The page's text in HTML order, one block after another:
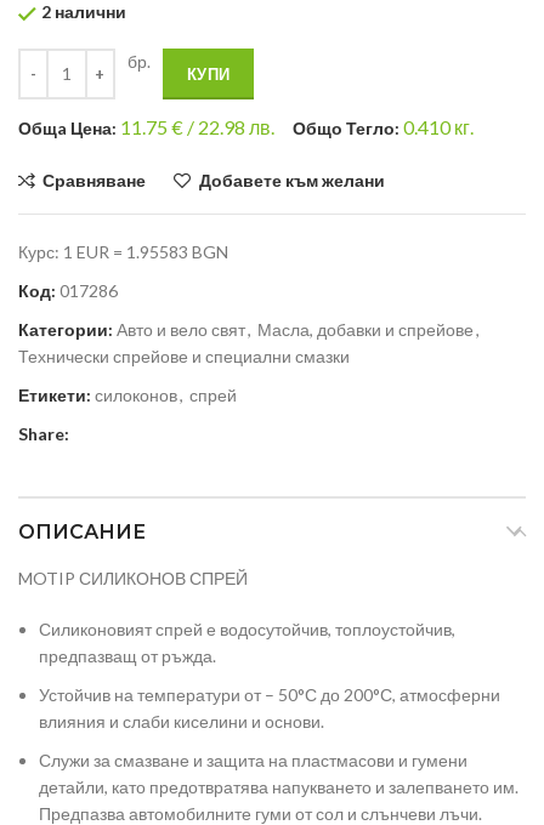
2 налични
бр.
КУПИ
Общa Цена: 11.75€ / 22.98 лв. Общо Тегло: 0.410кг.
Сравняване Добавете към желани
Курс: 1 EUR = 1.95583 BGN
Код: 017286
Категории: Авто и вело свят, Масла, добавки и спрейове,
Технически спрейове и специални смазки
Етикети: силоконов, спрей
Share:
ОПИСАНИЕ
MOTIP СИЛИКОНОВ СПРЕЙ
Силиконовият спрей е водосутойчив, топлоустойчив,
предпазващ от ръжда.
Устойчив на температури от – 50°С до 200°С, атмосферни
влияния и слаби киселини и основи.
Служи за смазване и защита на пластмасови и гумени
детайли, като предотвратява напукването и залепването им.
Предпазва автомобилните гуми от сол и слънчеви лъчи.